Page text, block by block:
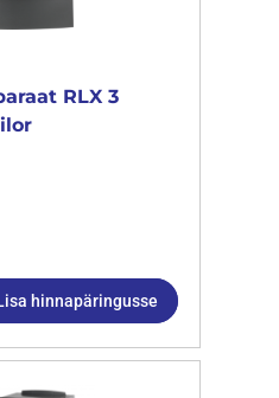
RLX 3
hinnapäringusse